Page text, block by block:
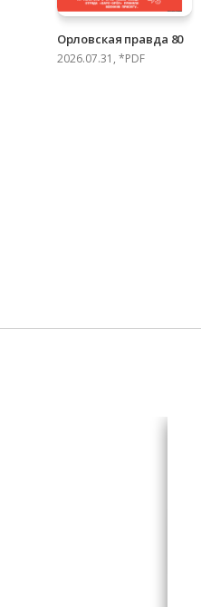
Орловская правда 80
2026.07.31, *PDF